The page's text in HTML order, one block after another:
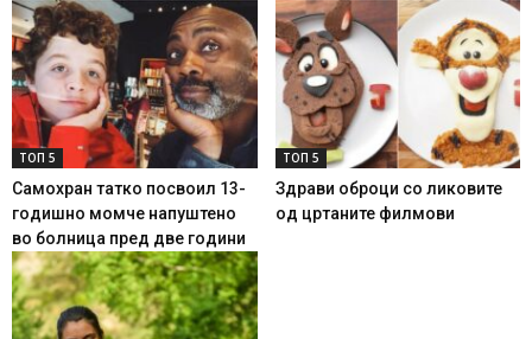
ТОП 5
Самохран татко посвоил 13-
годишно момче напуштено
во болница пред две години
ТОП 5
Здрави оброци со ликовите
од цртаните филмови